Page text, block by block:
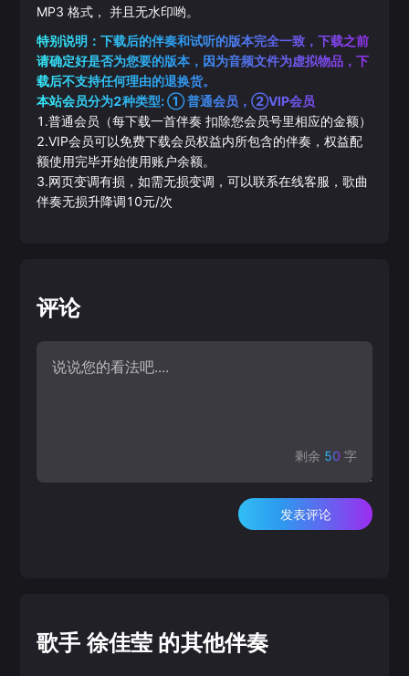
MP3 格式， 并且无水印哟。
特别说明：下载后的伴奏和试听的版本完全一致，下载之前
请确定好是否为您要的版本，因为音频文件为虚拟物品，下
载后不支持任何理由的退换货。
本站会员分为2种类型: ① 普通会员，②VIP会员
1.普通会员（每下载一首伴奏 扣除您会员号里相应的金额）
2.VIP会员可以免费下载会员权益内所包含的伴奏，权益配
额使用完毕开始使用账户余额。
3.网页变调有损，如需无损变调，可以联系在线客服，歌曲
伴奏无损升降调10元/次
评论
剩余 50 字
发表评论
歌手 徐佳莹 的其他伴奏